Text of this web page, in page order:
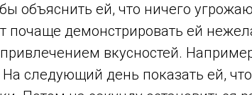
объяснить ей, что ничего
почаще демонстрировать ей
вкусностей.
следующий день показать ей,